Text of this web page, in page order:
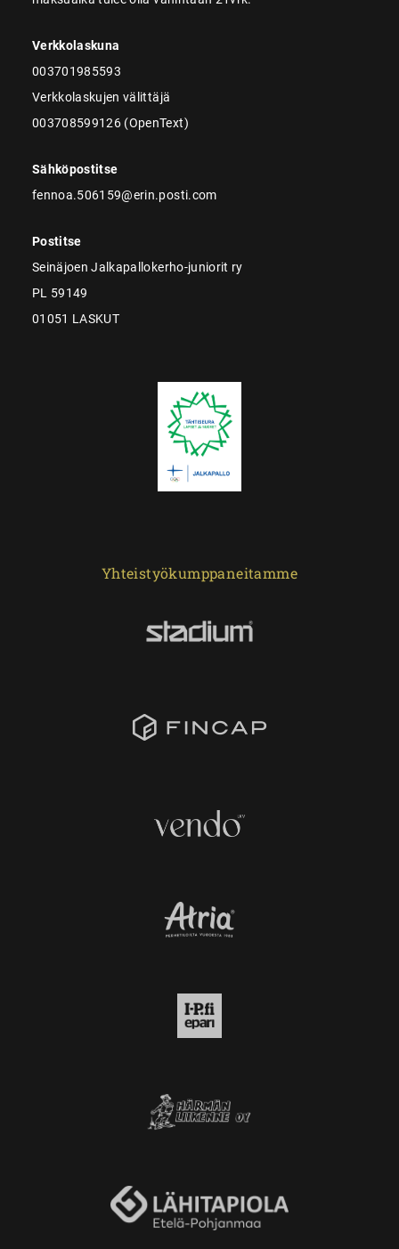
Verkkolaskuna
003701985593
Verkkolaskujen välittäjä
003708599126 (OpenText)
Sähköpostitse
fennoa.506159@erin.posti.com
Postitse
Seinäjoen Jalkapallokerho-juniorit ry
PL 59149
01051 LASKUT
Yhteistyökumppaneitamme